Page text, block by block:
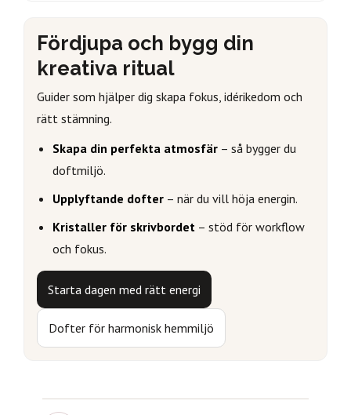
Fördjupa och bygg din
kreativa ritual
Guider som hjälper dig skapa fokus, idérikedom och
rätt stämning.
Skapa din perfekta atmosfär – så bygger du
doftmiljö.
Upplyftande dofter – när du vill höja energin.
Kristaller för skrivbordet – stöd för workflow
och fokus.
Starta dagen med rätt energi
Dofter för harmonisk hemmiljö